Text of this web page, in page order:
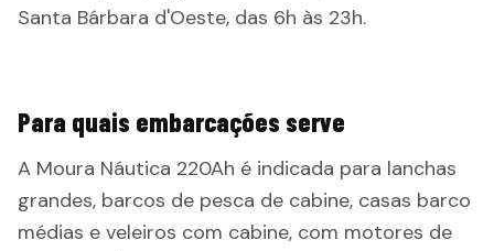
Santa Bárbara d'Oeste, das 6h às 23h.
Para quais embarcações serve
A Moura Náutica 220Ah é indicada para lanchas
grandes, barcos de pesca de cabine, casas barco
médias e veleiros com cabine, com motores de